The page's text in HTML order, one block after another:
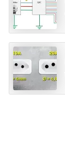
e
g
u
r
a
n
ç